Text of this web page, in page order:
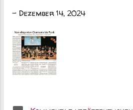
- Dezember 14, 2024